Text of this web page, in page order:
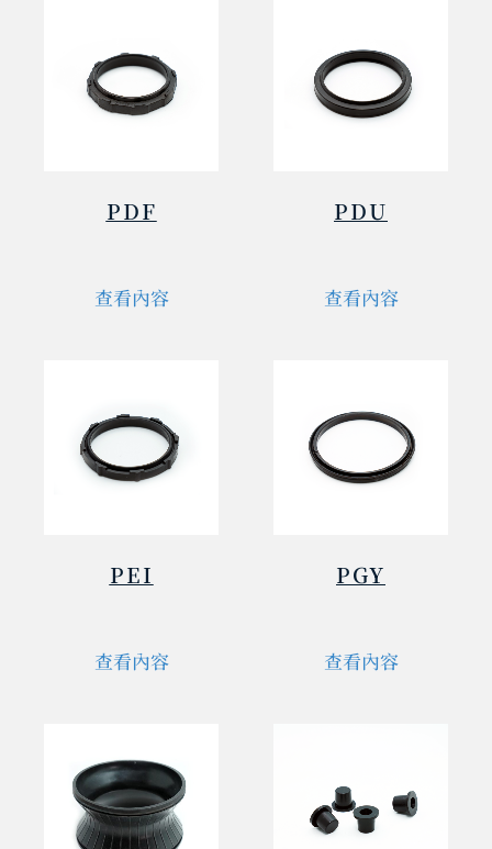
PDF
查看內容
PDU
查看內容
PEI
查看內容
PGY
查看內容